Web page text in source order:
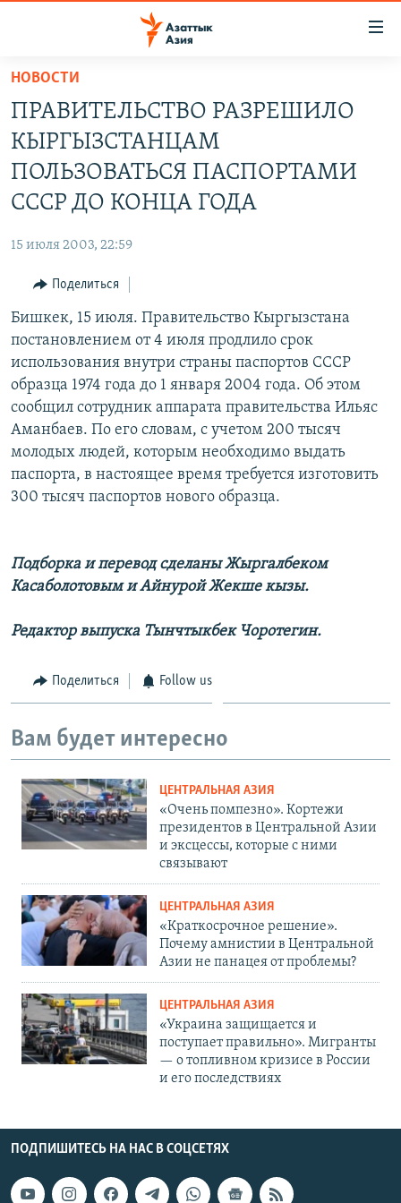
Вернуться
основному
содержанию
Вернутся
главной
Вернутся
поиску
КЫРГЫЗСТАН
УЗБЕКИСТАН
ВОЙНА В УКРАИНЕ
НА ДРУГИХ ЯЗЫКАХ
ЎЗБЕКЧА
ТОҶИКӢ
ПОДПИШИТЕСЬ НА НАС В СОЦСЕТЯХ
Все сайты РСЕ/РС
НОВОСТИ
ПРАВИТЕЛЬСТВО РАЗРЕШИЛО
КЫРГЫЗСТАНЦАМ
ПОЛЬЗОВАТЬСЯ ПАСПОРТАМИ
СССР ДО КОНЦА ГОДА
15 июля 2003, 22:59
Поделиться
Бишкек, 15 июля. Правительство Кыргызстана
постановлением от 4 июля продлило срок
использования внутри страны паспортов СССР
образца 1974 года до 1 января 2004 года. Об этом
сообщил сотрудник аппарата правительства Ильяс
Аманбаев. По его словам, с учетом 200 тысяч
молодых людей, которым необходимо выдать
паспорта, в настоящее время требуется изготовить
300 тысяч паспортов нового образца.
Подборка и перевод сделаны Жыргалбеком
Касаболотовым и Айнурой Жекше кызы.
Редактор выпуска Тынчтыкбек Чоротегин.
Поделиться Follow us
Вам будет интересно
ЦЕНТРАЛЬНАЯ АЗИЯ
«Очень помпезно». Кортежи
президентов в Центральной Азии
и эксцессы, которые с ними
связывают
ЦЕНТРАЛЬНАЯ АЗИЯ
«Краткосрочное решение».
Почему амнистии в Центральной
Азии не панацея от проблемы?
ЦЕНТРАЛЬНАЯ АЗИЯ
«Украина защищается и
поступает правильно». Мигранты
— о топливном кризисе в России
и его последствиях
ПОДПИШИТЕСЬ НА НАС В СОЦСЕТЯХ